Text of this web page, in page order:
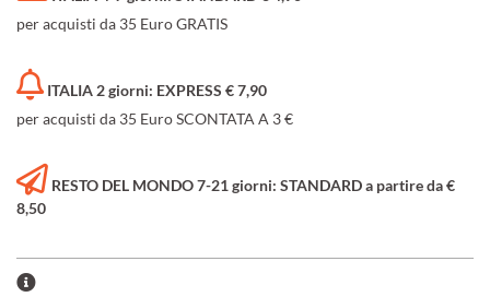
per acquisti da 35 Euro GRATIS
ITALIA 2 giorni: EXPRESS € 7,90
per acquisti da 35 Euro SCONTATA A 3 €
RESTO DEL MONDO 7-21 giorni: STANDARD a partire da €
8,50